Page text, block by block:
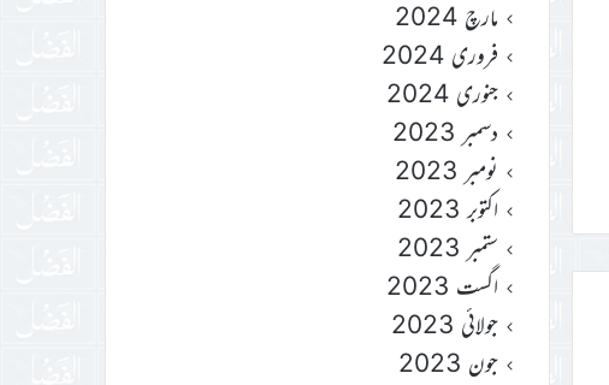
مارچ 2024
فروری 2024
جنوری 2024
دسمبر 2023
نومبر 2023
اکتوبر 2023
ستمبر 2023
اگست 2023
جولائی 2023
جون 2023